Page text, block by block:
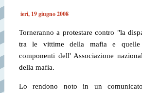
ieri, 19 giugno 2008
Torneranno a protestare contro "la
tra le vittime della mafia e
componenti dell' Associazione
della mafia.
Lo rendono noto in un